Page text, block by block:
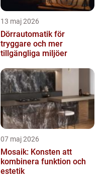
13 maj 2026
Dörrautomatik för
tryggare och mer
tillgängliga miljöer
07 maj 2026
Mosaik: Konsten att
kombinera funktion och
estetik